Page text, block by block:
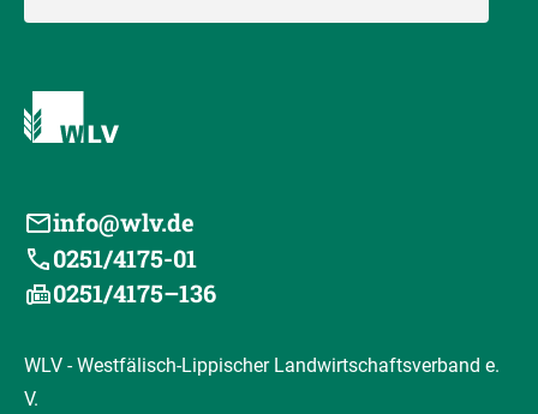
info@wlv.de
0251/4175-01
0251/4175–136
WLV - Westfälisch-Lippischer Landwirtschaftsverband e.
V.